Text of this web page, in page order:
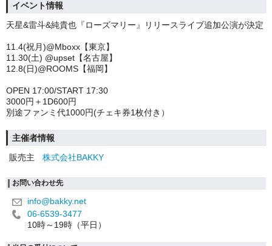
イベント情報
天星&雷斗&純貴也『ローズマリー』リリースライブ追加公演が決定
11.4(祝月)@Mboxx 【東京】
11.30(土) @upset 【名古屋】
12.8(日)@ROOMS 【福岡】
OPEN 17:00/START 17:30
3000円＋ 1D600円
別途ファンミ代1000円(チェキ券1枚付き）
主催者情報
販売主
株式会社BAKKY
お問い合わせ先
info@bakky.net
06-6539-3477
10時～19時（平日）